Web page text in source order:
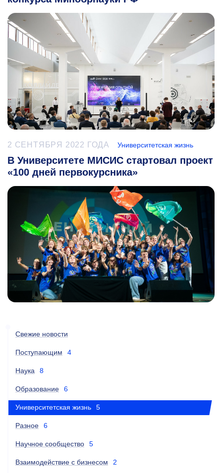
2 СЕНТЯБРЯ 2022 ГОДА Университетская жизнь
В Университете МИСИС стартовал проект
«100 дней первокурсника»
Свежие новости
Поступающим 4
Наука 8
Образование 6
Университетская жизнь 5
Разное 6
Научное сообщество 5
Взаимодействие с бизнесом 2